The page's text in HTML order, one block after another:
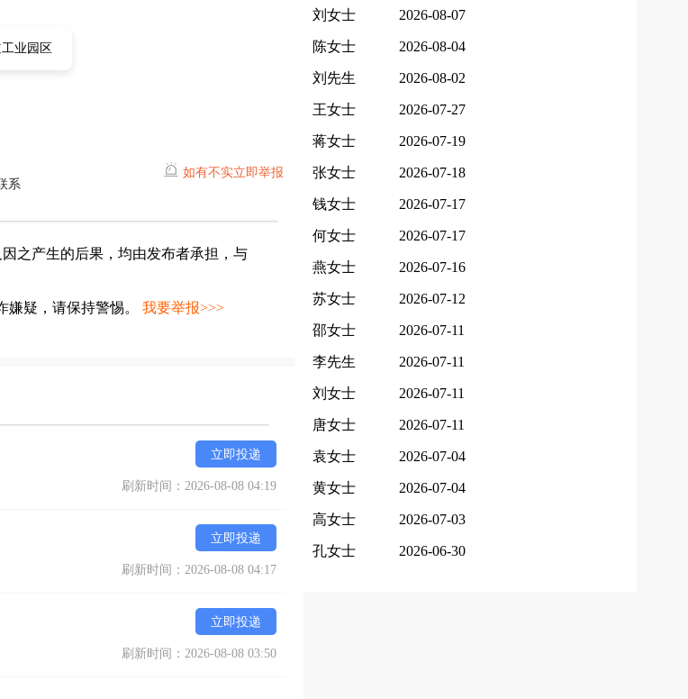
业园区
系
如有不实立即举报
之产生的后果，均由发布者承担，与
嫌疑，请保持警惕。 我要举报>>>
立即投递
刷新时间：2026-08-08 04:19
立即投递
刷新时间：2026-08-08 04:17
立即投递
刷新时间：2026-08-08 03:50
刘女士 2026-08-07
陈女士 2026-08-04
刘先生 2026-08-02
王女士 2026-07-27
蒋女士 2026-07-19
张女士 2026-07-18
钱女士 2026-07-17
何女士 2026-07-17
燕女士 2026-07-16
苏女士 2026-07-12
邵女士 2026-07-11
李先生 2026-07-11
刘女士 2026-07-11
唐女士 2026-07-11
袁女士 2026-07-04
黄女士 2026-07-04
高女士 2026-07-03
孔女士 2026-06-30